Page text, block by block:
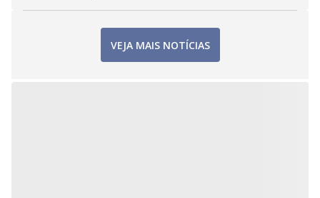
VEJA MAIS NOTÍCIAS